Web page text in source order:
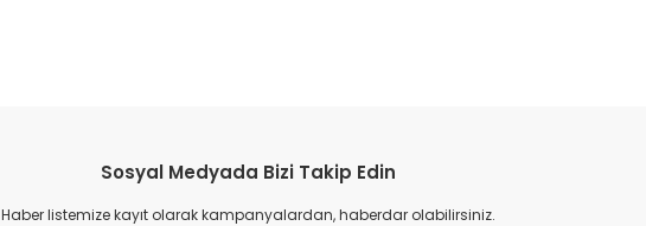
Sosyal Medyada Bizi Takip Edin
Haber listemize kayıt olarak kampanyalardan, haberdar olabilirsiniz.